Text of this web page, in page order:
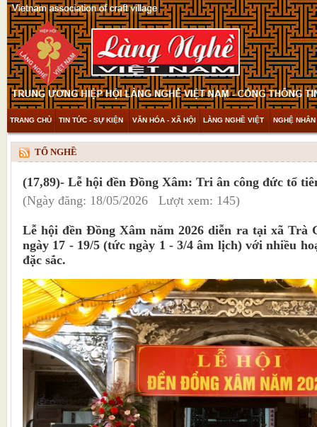
TRANG CHỦ TIN TỨC - SỰ KIỆN VĂN HÓA - XÃ HỘI LÀNG NGHỀ VIỆT NGHỆ
THAM KHẢO & KHÁM PHÁ VIDEO
TỔ NGHỀ
(17,89)- Lễ hội đền Đồng Xâm: Tri ân công đức tổ
(Ngày đăng: 18/05/2026 Lượt xem: 145)
Lễ hội đền Đồng Xâm năm 2026 diễn ra tại xã Trà
ngày 17 - 19/5 (tức ngày 1 - 3/4 âm lịch) với nhiều
đặc sắc.